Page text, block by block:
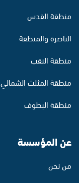
منطقة القدس
الناصرة والمنطقة
منطقة النقب
منطقة المثلث الشمالي
منطقة البطوف
عن المؤسسة
من نحن